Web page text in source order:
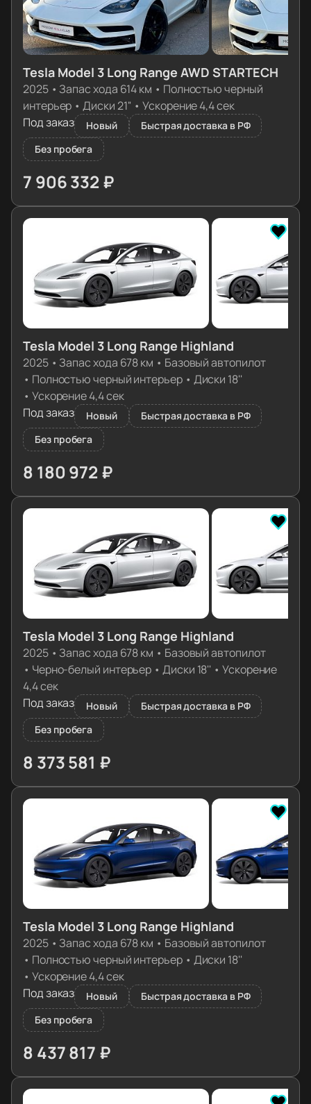
Tesla Model 3 Long Range AWD STARTECH
2025• Запас хода 614 км • Полностью черный
интерьер •Диски 21'' •Ускорение 4,4 сек
Под заказ
Новый
Быстрая доставка в РФ
Без пробега
7 906 332 ₽
≈ 78 649€
Tesla Model 3 Long Range Highland
2025• Запас хода 678 км • Базовый автопилот
• Полностью черный интерьер• Диски 18''
• Ускорение 4,4 сек
Под заказ
Новый
Быстрая доставка в РФ
Без пробега
8 180 972 ₽
≈ 81 381€
Tesla Model 3 Long Range Highland
2025• Запас хода 678 км • Базовый автопилот
• Черно-белый интерьер •Диски 18'' • Ускорение
4,4 сек
Под заказ
Новый
Быстрая доставка в РФ
Без пробега
8 373 581 ₽
≈ 83 297€
Tesla Model 3 Long Range Highland
2025• Запас хода 678 км • Базовый автопилот
• Полностью черный интерьер• Диски 18''
• Ускорение 4,4 сек
Под заказ
Новый
Быстрая доставка в РФ
Без пробега
8 437 817 ₽
≈ 83 936€